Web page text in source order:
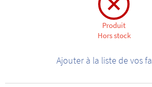
Produit
Hors stock
Ajouter à la liste de vos